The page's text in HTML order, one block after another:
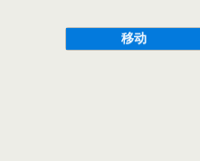
移动